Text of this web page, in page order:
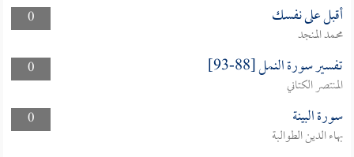
0 أقبل على نفسك
محمد المنجد
0
تفسير سورة النمل [88-93]
المنتصر الكتاني
0
سورة البينة
بهاء الدين الطوالبة